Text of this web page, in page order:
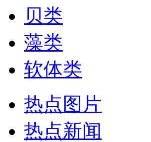
贝类
藻类
软体类
热点图片
热点新闻